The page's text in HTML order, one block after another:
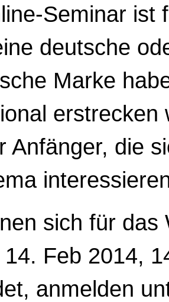
Seminar ist
deutsche
Marke
erstrecken
Anfänger, die
sich für das
Feb 2014,
anmelden